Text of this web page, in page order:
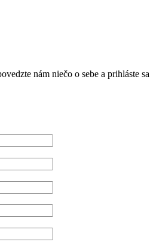
nám niečo o sebe a prihláste sa